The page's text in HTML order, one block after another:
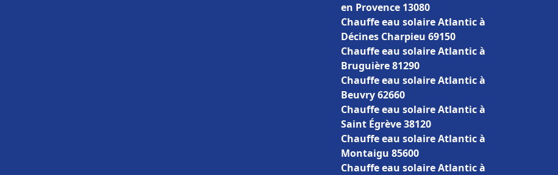
en Provence 13080
Chauffe eau solaire Atlantic à
Décines Charpieu 69150
Chauffe eau solaire Atlantic à
Bruguière 81290
Chauffe eau solaire Atlantic à
Beuvry 62660
Chauffe eau solaire Atlantic à
Saint Égrève 38120
Chauffe eau solaire Atlantic à
Montaigu 85600
Chauffe eau solaire Atlantic à